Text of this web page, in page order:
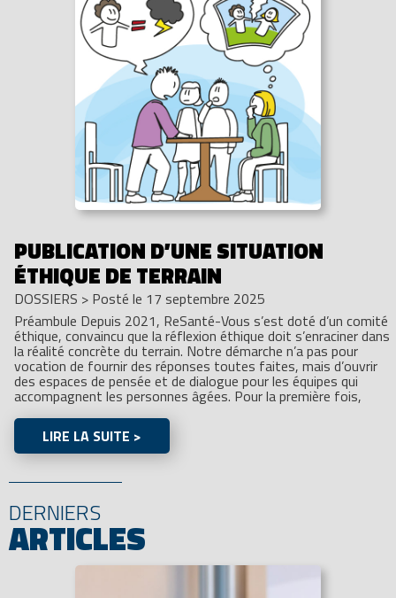
PUBLICATION D’UNE SITUATION
ÉTHIQUE DE TERRAIN
DOSSIERS > Posté le 17 septembre 2025
Préambule Depuis 2021, ReSanté-Vous s’est doté d’un comité
éthique, convaincu que la réflexion éthique doit s’enraciner dans
la réalité concrète du terrain. Notre démarche n’a pas pour
vocation de fournir des réponses toutes faites, mais d’ouvrir
des espaces de pensée et de dialogue pour les équipes qui
accompagnent les personnes âgées. Pour la première fois,
LIRE LA SUITE >
DERNIERS
ARTICLES